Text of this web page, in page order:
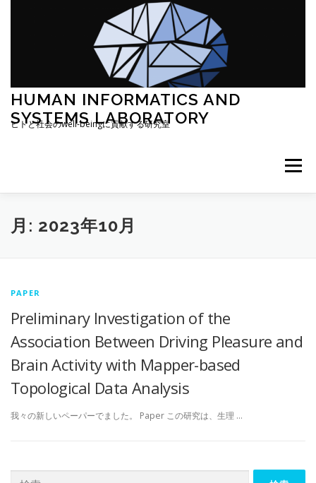
HUMAN INFORMATICS AND
SYSTEMS LABORATORY
ヒトと社会のwell-beingに貢献する研究室
メニュー
研究概要 RESEARCH MAP (廣安)
月: 2023年10月
PAPER
Preliminary Investigation of the
Association Between Driving Pleasure and
Brain Activity with Mapper-based
Topological Data Analysis
我々の新しいペーパーでました。 Paper この研究は、生理 …